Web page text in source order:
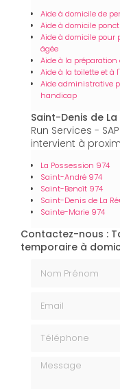
Aide à domicile de
Aide à domicile
Aide à domicile pour
âgée
Aide à la
Aide à la toilette et à
Aide administrative
handicap
Saint-Denis de La
Run Services -
intervient à
La Possession 974
Saint-André 974
Saint-Benoît 974
Saint-Denis de La
Sainte-Marie 974
Contactez-nous :
temporaire à
Message